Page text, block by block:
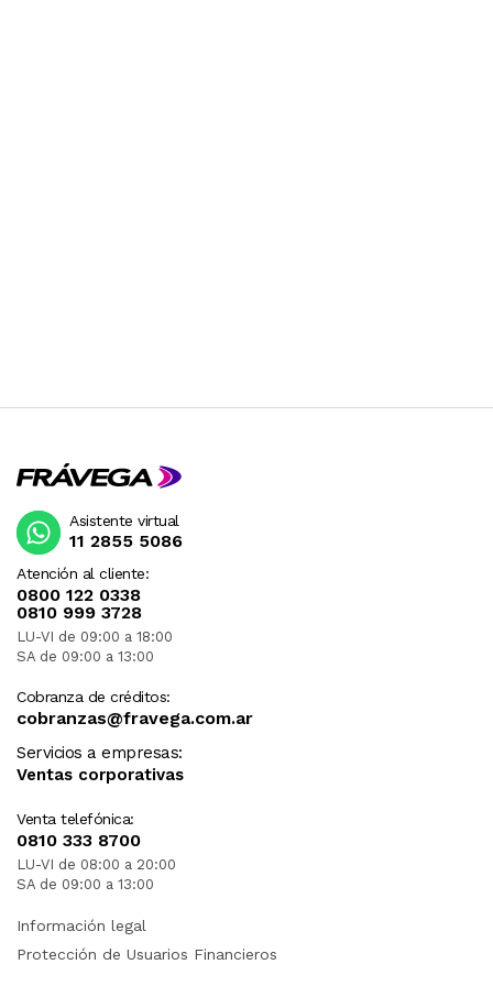
Atención al cliente:
0800 122 0338
0810 999 3728
LU-VI de 09:00 a 18:00
SA de 09:00 a 13:00
Cobranza de créditos:
cobranzas@fravega.com.ar
Servicios a empresas:
Ventas corporativas
Venta telefónica:
0810 333 8700
LU-VI de 08:00 a 20:00
SA de 09:00 a 13:00
Asistente virtual
11 2855 5086
Información legal
Protección de Usuarios Financieros